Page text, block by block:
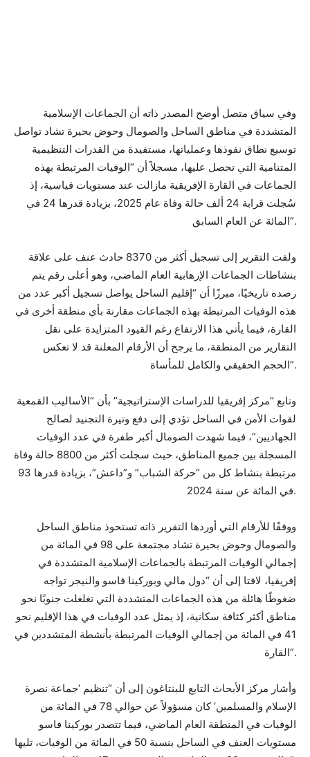
وفي سياق متصل أوضح المصدر ذاته أن الجماعات الإسلامية
المتشددة في مناطق الساحل والصومال وحوض بحيرة تشاد تواصل
توسيع نطاق نفوذها وعملياتها، مستفيدة من القدرات التنظيمية
المتنامية التي تحصل عليها، مسجلاً أن “الوفيات المرتبطة بهذه
الجماعات في القارة الإفريقية مازالت عند مستويات قياسية، إذ
سُجلت قرابة 24 ألف حالة وفاة عام 2025، بزيادة قدرها 24 في
المائة عن العام السابق”.
ولفت التقرير إلى تسجيل أكثر من 8370 حادث عنف على علاقة
بنشاطات الجماعات الإرهابية العام الماضي، وهو أعلى رقم يتم
رصده تاريخيًا، مبرزًا أن “إقليم الساحل يواصل تسجيل أكبر عدد من
هذه الوفيات المرتبطة بهذه الجماعات مقارنة بأي منطقة أخرى في
القارة، فيما يأتي هذا الارتفاع رغم القيود المتزايدة على نقل
التقارير من المنطقة، ما يرجح أن الأرقام المعلنة قد لا تعكس
الحجم الحقيقي والكامل للمأساة”.
وتابع “مركز إفريقيا للدراسات الإستراتيجية” بأن “الأساليب القمعية
لقوات الأمن في الساحل تؤدي إلى دفع وتيرة التجنيد لصالح
الجهاديين”، فيما شهدت الصومال أكبر طفرة في عدد الوفيات
المسجلة بين جميع المناطق، حيث سجلت أكثر من 8800 حالة وفاة
مرتبطة بنشاط كل من “حركة الشباب” و”داعش”، بزيادة قدرها 93
في المائة عن سنة 2024.
ووفقًا للأرقام التي أوردها التقرير ذاته تستحوذ مناطق الساحل
والصومال وحوض بحيرة تشاد مجتمعة على 98 في المائة من
إجمالي الوفيات المرتبطة بالجماعات الإسلامية المتشددة في
إفريقيا، لافتا إلى أن “دول مالي وبوركينا فاسو والنيجر تواجه
ضغوطًا هائلة من هذه الجماعات المتشددة التي تغلغلت جنوبًا نحو
مناطق أكثر كثافة سكانية، إذ يمثل عدد الوفيات في هذا الإقليم نحو
41 في المائة من إجمالي الوفيات المرتبطة بأنشطة المتشددين في
القارة”.
وأشار مركز الأبحاث التابع للبنتاغون إلى أن “تنظيم ‘جماعة نصرة
الإسلام والمسلمين’ كان مسؤولاً عن حوالي 78 في المائة من
الوفيات في المنطقة العام الماضي، فيما تتصدر بوركينا فاسو
مستويات العنف في الساحل بنسبة 50 في المائة من الوفيات، تليها